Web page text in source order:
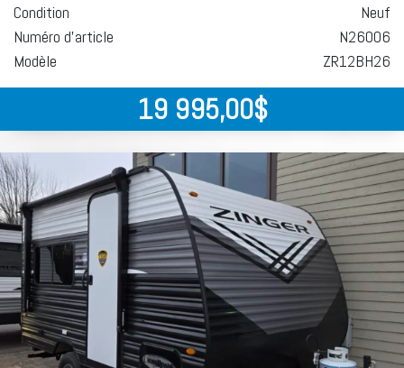
Condition
Neuf
Numéro d'article
N26006
Modèle
ZR12BH26
19 995,00$